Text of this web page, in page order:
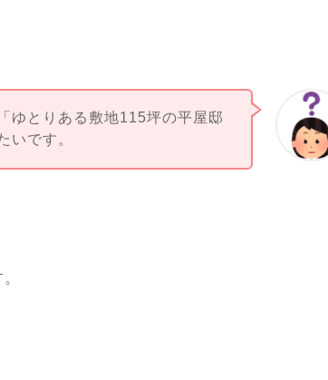
ゆとりある敷地115坪の平屋邸
いです。